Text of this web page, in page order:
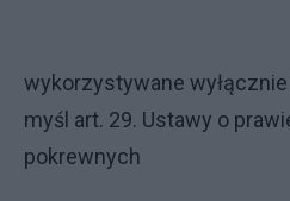
wykorzystywane
myśl art. 29. Ustawy o
pokrewnych